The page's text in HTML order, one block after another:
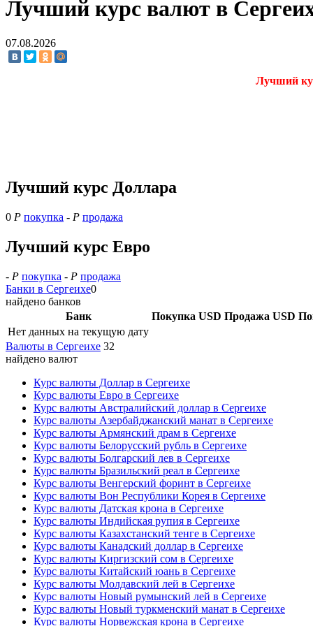
Лучший курс валют в
07.08.2026
Лучший
Лучший курс Доллара
0 Р покупка - Р продажа
Лучший курс Евро
- Р покупка - Р продажа
Банки в Сергеихе0
найдено банков
Банк
Покупка USD Продажа USD
Нет данных на текущую дату
Валюты в Сергеихе 32
найдено валют
Курс валюты Доллар в Сергеихе
Курс валюты Евро в Сергеихе
Курс валюты Австралийский доллар в Сергеихе
Курс валюты Азербайджанский манат в Сергеихе
Курс валюты Армянский драм в Сергеихе
Курс валюты Белорусский рубль в Сергеихе
Курс валюты Болгарский лев в Сергеихе
Курс валюты Бразильский реал в Сергеихе
Курс валюты Венгерский форинт в Сергеихе
Курс валюты Вон Республики Корея в Сергеихе
Курс валюты Датская крона в Сергеихе
Курс валюты Индийская рупия в Сергеихе
Курс валюты Казахстанский тенге в Сергеихе
Курс валюты Канадский доллар в Сергеихе
Курс валюты Киргизский сом в Сергеихе
Курс валюты Китайский юань в Сергеихе
Курс валюты Молдавский лей в Сергеихе
Курс валюты Новый румынский лей в Сергеихе
Курс валюты Новый туркменский манат в Сергеихе
Курс валюты Норвежская крона в Сергеихе